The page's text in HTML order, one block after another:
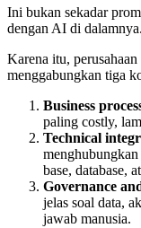
Ini bukan sekadar
dengan AI di dalamnya.
Karena itu,
menggabungkan tiga
Business
paling costly,
Technical
base, database,
Governance
jelas soal data,
jawab manusia.